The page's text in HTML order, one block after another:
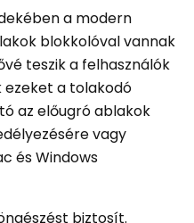
a modern
blokkolóval vannak
teszik a felhasználók
ezeket a tolakodó
az előugró ablakok
vagy
és Windows
biztosít.